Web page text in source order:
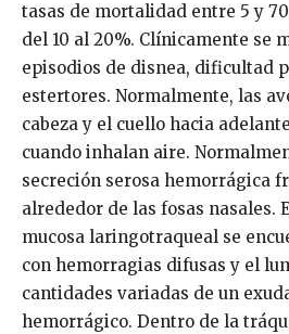
tasas de mortalidad entre 5 y
del 10 al 20%. Clínicamente se
episodios de disnea, dificultad
estertores. Normalmente, las
cabeza y el cuello hacia
cuando inhalan aire.
secreción serosa hemorrágica
alrededor de las fosas nasales.
mucosa laringotraqueal se
con hemorragias difusas y el
cantidades variadas de un
hemorrágico. Dentro de la